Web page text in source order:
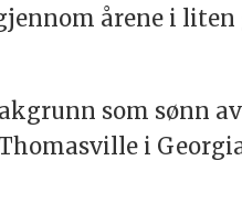
årene i
som sønn
i